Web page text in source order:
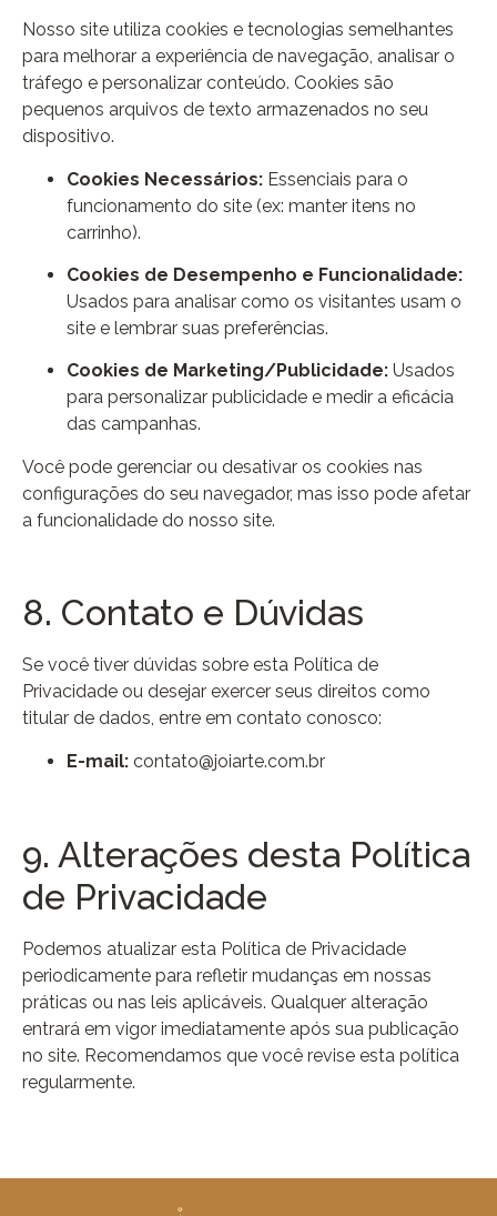
Nosso site utiliza cookies e tecnologias semelhantes
para melhorar a experiência de navegação, analisar o
tráfego e personalizar conteúdo. Cookies são
pequenos arquivos de texto armazenados no seu
dispositivo.
Cookies Necessários: Essenciais para o
funcionamento do site (ex: manter itens no
carrinho).
Cookies de Desempenho e Funcionalidade:
Usados para analisar como os visitantes usam o
site e lembrar suas preferências.
Cookies de Marketing/Publicidade: Usados
para personalizar publicidade e medir a eficácia
das campanhas.
Você pode gerenciar ou desativar os cookies nas
configurações do seu navegador, mas isso pode afetar
a funcionalidade do nosso site.
8. Contato e Dúvidas
Se você tiver dúvidas sobre esta Política de
Privacidade ou desejar exercer seus direitos como
titular de dados, entre em contato conosco:
E-mail: contato@joiarte.com.br
9. Alterações desta Política
de Privacidade
Podemos atualizar esta Política de Privacidade
periodicamente para refletir mudanças em nossas
práticas ou nas leis aplicáveis. Qualquer alteração
entrará em vigor imediatamente após sua publicação
no site. Recomendamos que você revise esta política
regularmente.